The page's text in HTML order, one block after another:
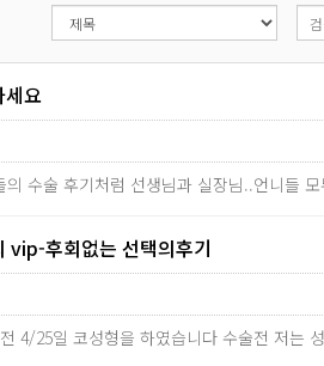
세요
의 수술 후기처럼 선생님과 실장님..언니들
vip-후회없는 선택의후기
4/25일 코성형을 하였습니다 수술전 저는